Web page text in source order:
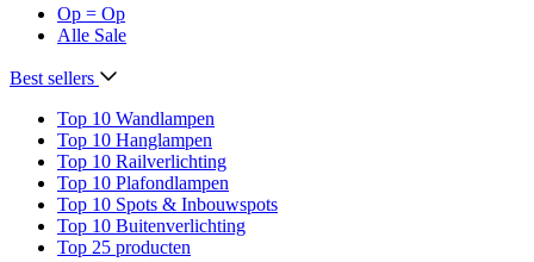
Op = Op
Alle Sale
Best sellers
Top 10 Wandlampen
Top 10 Hanglampen
Top 10 Railverlichting
Top 10 Plafondlampen
Top 10 Spots & Inbouwspots
Top 10 Buitenverlichting
Top 25 producten